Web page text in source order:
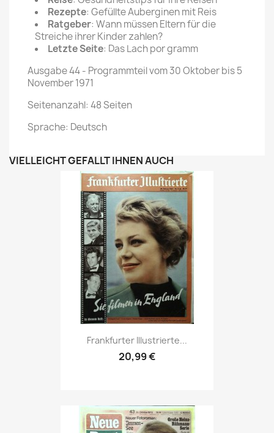
Rezepte: Gefüllte Auberginen mit Reis
Ratgeber: Wann müssen Eltern für die
Streiche ihrer Kinder zahlen?
Letzte Seite: Das Lach por gramm
Ausgabe 44 - Programmteil vom 30 Oktober bis 5
November 1971
Seitenanzahl: 48 Seiten
Sprache: Deutsch
VIELLEICHT GEFÄLLT IHNEN AUCH
Vorschau
Frankfurter Illustrierte...
20,99 €